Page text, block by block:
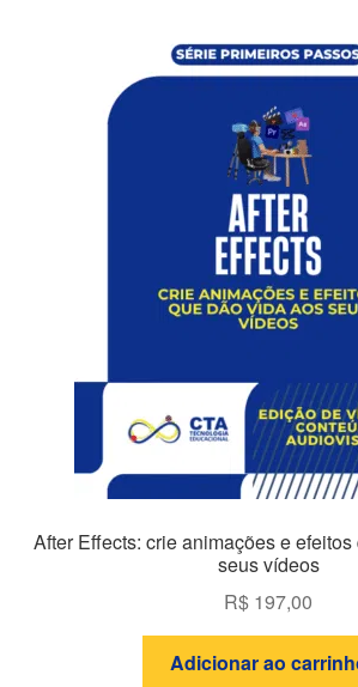
After Effects: crie animações e
seus vídeos
R$ 197,00
Adicionar ao